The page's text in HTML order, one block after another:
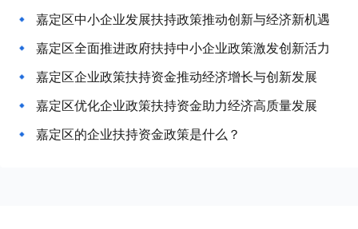
嘉定区中小企业发展扶持政策推动创新与经济新机遇
嘉定区全面推进政府扶持中小企业政策激发创新活力
嘉定区企业政策扶持资金推动经济增长与创新发展
嘉定区优化企业政策扶持资金助力经济高质量发展
嘉定区的企业扶持资金政策是什么？